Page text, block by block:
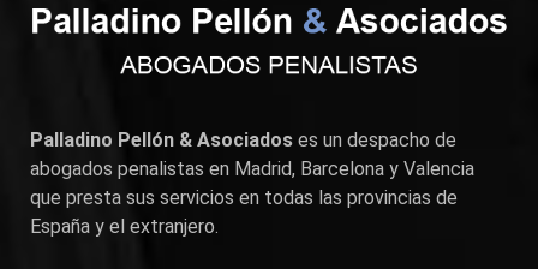
Palladino Pellón & Asociados es un despacho de
abogados penalistas en Madrid, Barcelona y Valencia
que presta sus servicios en todas las provincias de
España y el extranjero.